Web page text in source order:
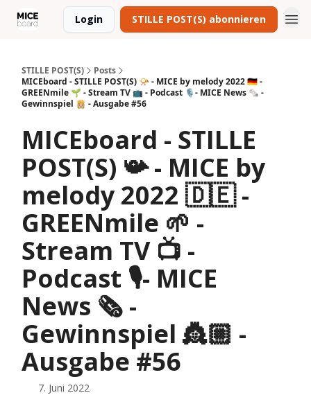
Login STILLE POST(S) abonnieren
STILLE POST(S)
Posts
MICEboard - STILLE POST(S) 📯 - MICE by melody 2022 🇩🇪 -
GREENmile 🌱 - Stream TV 📺 - Podcast 🎙- MICE News 🗞 -
Gewinnspiel 👸🏼 - Ausgabe #56
MICEboard - STILLE
POST(S) 📯 - MICE by
melody 2022 🇩🇪 -
GREENmile 🌱 -
Stream TV 📺 -
Podcast 🎙- MICE
News 🗞 -
Gewinnspiel 👸🏼 -
Ausgabe #56
7. Juni 2022